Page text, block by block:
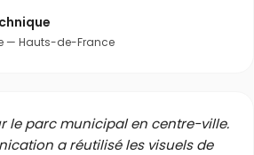
— Hauts-de-France
le parc municipal en centre-ville.
a réutilisé les visuels de